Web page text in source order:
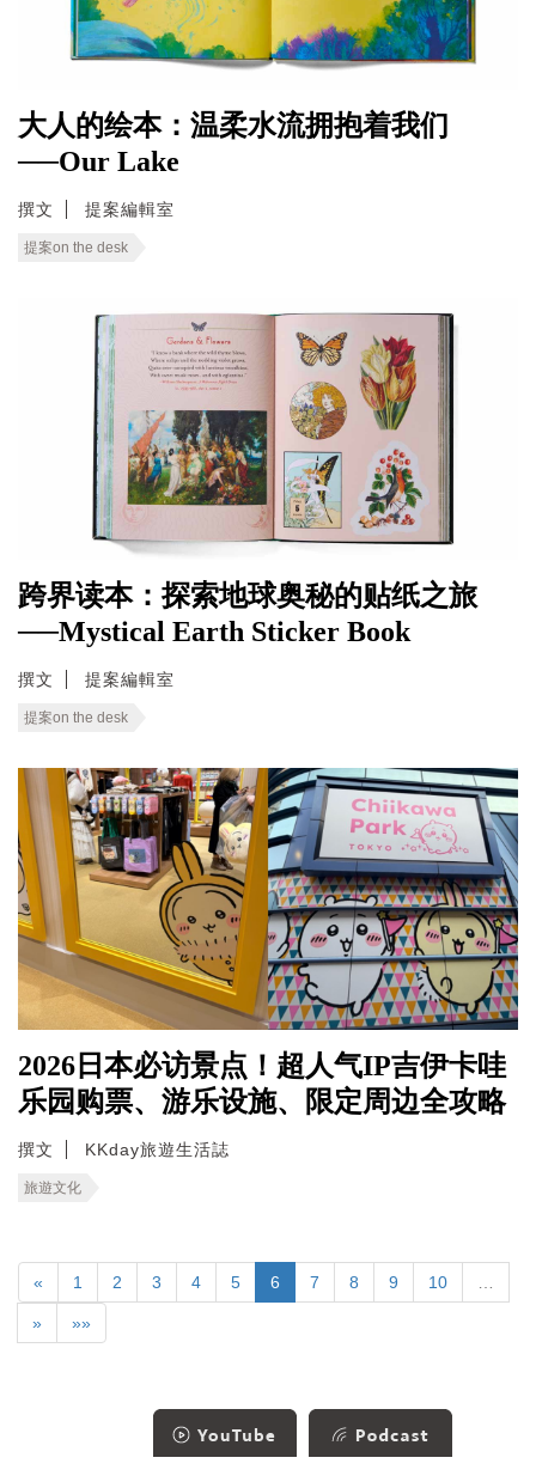
大人的绘本：温柔水流拥抱着我们
──Our Lake
撰文 提案編輯室
提案on the desk
跨界读本：探索地球奥秘的贴纸之旅
──Mystical Earth Sticker Book
撰文 提案編輯室
提案on the desk
2026日本必访景点！超人气IP吉伊卡哇
乐园购票、游乐设施、限定周边全攻略
撰文 KKday旅遊生活誌
旅遊文化
« 1 2 3 4 5 6 7 8 9 10
» »»